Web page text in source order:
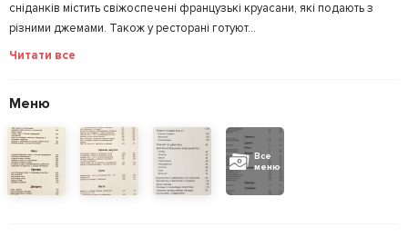
сніданків містить свіжоспечені французькі круасани, які подають з
різними джемами. Також у ресторані готуют...
Читати все
Меню
Все
меню